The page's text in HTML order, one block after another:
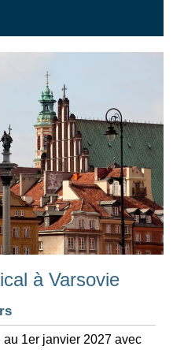
à Varsovie
1er janvier 2027 avec